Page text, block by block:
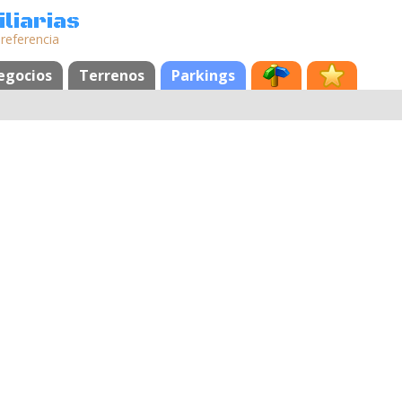
Terrenos Parkings